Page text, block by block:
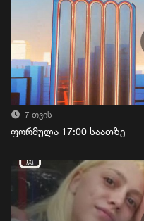
7 თვის
ფორმულა 17:00 საათზე